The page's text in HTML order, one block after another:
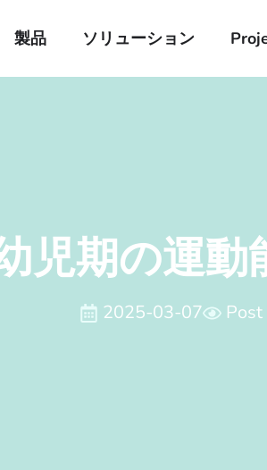
製品 ソリューション
児期の運動
2025-03-07